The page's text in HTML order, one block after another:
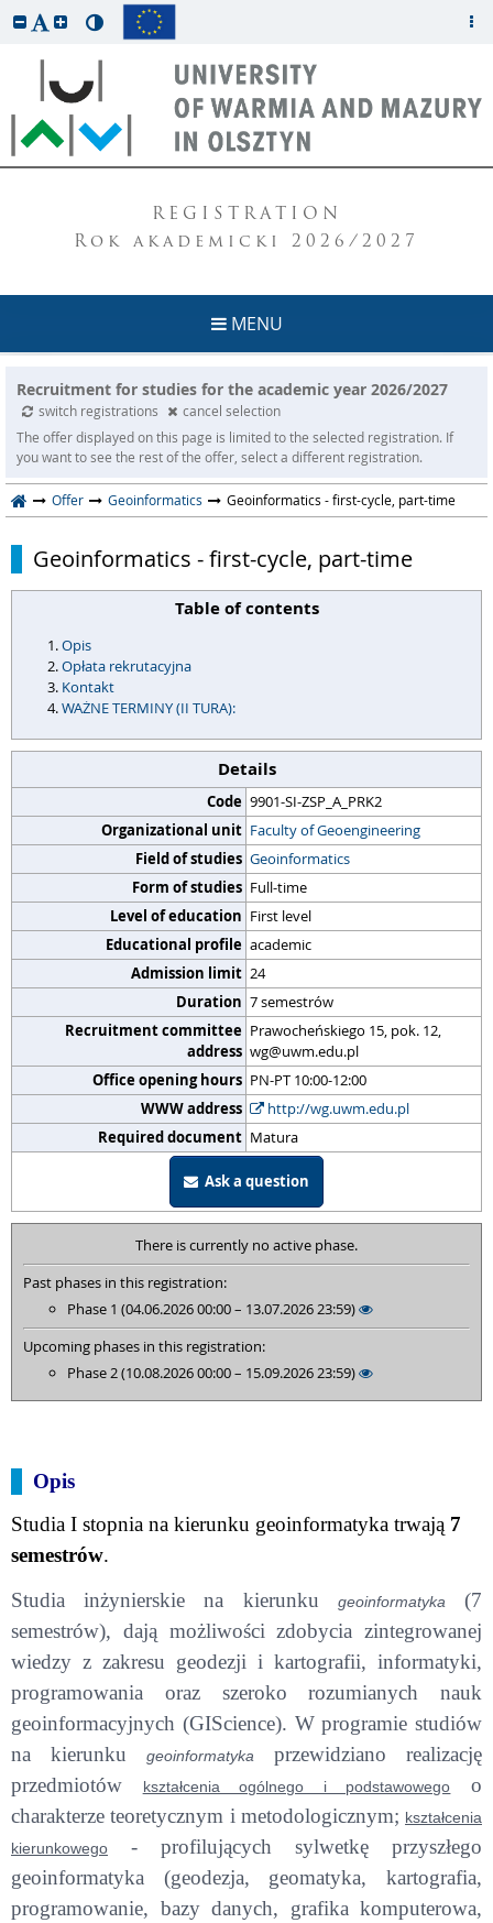
REGISTRATION
Rok akademicki 2026/2027
MENU
Recruitment for studies for the academic year 2026/2027
switch registrations
cancel selection
The offer displayed on this page is limited to the selected registration. If
you want to see the rest of the offer, select a different registration.
Offer Geoinformatics Geoinformatics - first-cycle, part-time
Geoinformatics - first-cycle, part-time
Table of contents
Opis
Opłata rekrutacyjna
Kontakt
WAŻNE TERMINY (II TURA):
Details
Code 9901-SI-ZSP_A_PRK2
Organizational unit Faculty of Geoengineering
Field of studies Geoinformatics
Form of studies Full-time
Level of education First level
Educational profile academic
Admission limit 24
Duration 7 semestrów
Recruitment committee
address
Prawocheńskiego 15, pok. 12,
wg@uwm.edu.pl
Office opening hours PN-PT 10:00-12:00
WWW address
http://wg.uwm.edu.pl
Required document Matura
Ask a question
There is currently no active phase.
Past phases in this registration:
Phase 1 (04.06.2026 00:00 – 13.07.2026 23:59)
Upcoming phases in this registration:
Phase 2 (10.08.2026 00:00 – 15.09.2026 23:59)
Opis
Studia I stopnia na kierunku geoinformatyka trwają 7
semestrów.
Studia inżynierskie na kierunku
geoinformatyka
(7
semestrów), dają możliwości zdobycia zintegrowanej
wiedzy z zakresu geodezji i kartografii, informatyki,
programowania oraz szeroko rozumianych nauk
geoinformacyjnych (GIScience). W programie studiów
na kierunku
geoinformatyka
przewidziano realizację
przedmiotów
kształcenia ogólnego i podstawowego
o
charakterze teoretycznym i metodologicznym; kształcenia
kierunkowego
- profilujących sylwetkę przyszłego
geoinformatyka (geodezja, geomatyka, kartografia,
programowanie, bazy danych, grafika komputerowa,